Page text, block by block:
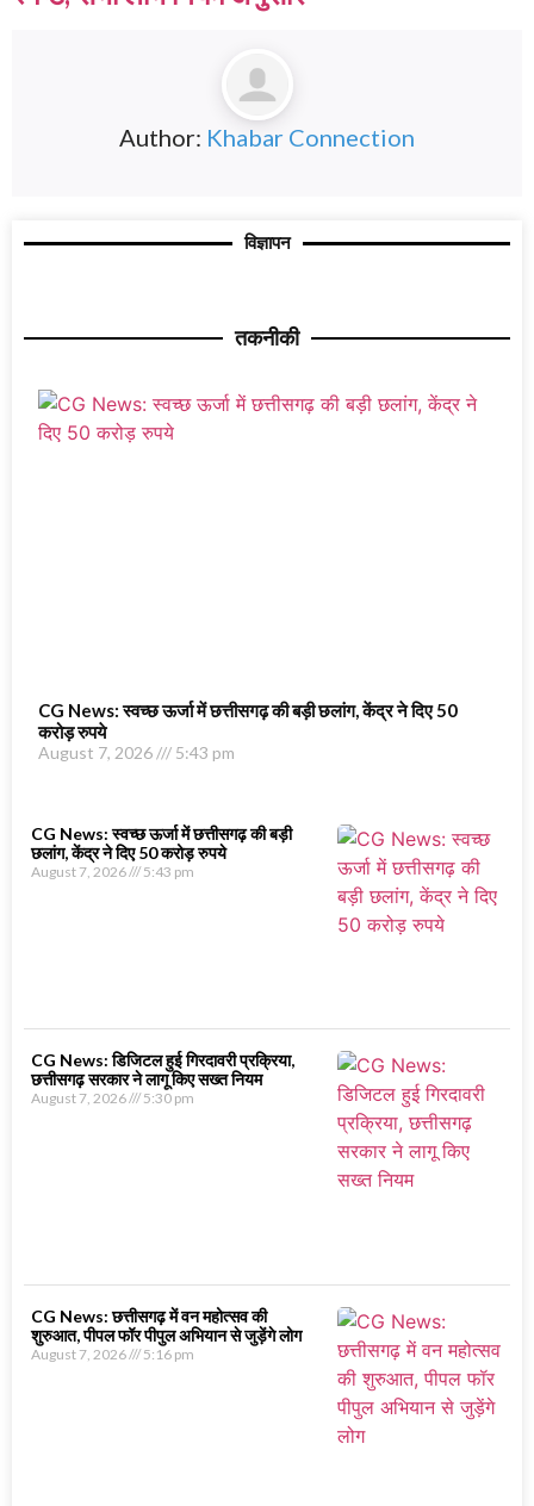
Author: Khabar Connection
विज्ञापन
तकनीकी
CG News: स्वच्छ ऊर्जा में छत्तीसगढ़ की बड़ी छलांग, केंद्र ने दिए 50
करोड़ रुपये
August 7, 2026 5:43 pm
CG News: स्वच्छ ऊर्जा में छत्तीसगढ़ की बड़ी
छलांग, केंद्र ने दिए 50 करोड़ रुपये
August 7, 2026 5:43 pm
CG News: डिजिटल हुई गिरदावरी प्रक्रिया,
छत्तीसगढ़ सरकार ने लागू किए सख्त नियम
August 7, 2026 5:30 pm
CG News: छत्तीसगढ़ में वन महोत्सव की
शुरुआत, पीपल फॉर पीपुल अभियान से जुड़ेंगे लोग
August 7, 2026 5:16 pm